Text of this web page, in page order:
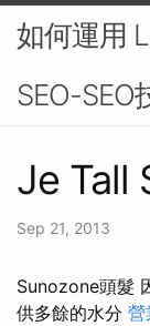
如何運用
SEO-SEO
Je Tall
Sep 21, 2013
Sunozone頭髮
供多餘的水分 營